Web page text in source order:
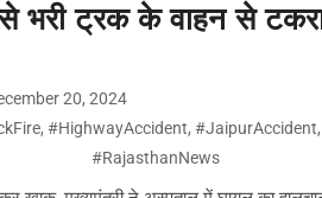
से भरी ट्रक के वाहन से
20, 2024
,#HighwayAccident,#JaipurAccident
#RajasthanNews